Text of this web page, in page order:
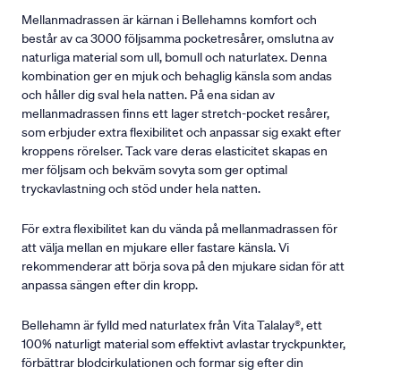
Mellanmadrassen är kärnan i Bellehamns komfort och
består av ca 3000 följsamma pocketresårer, omslutna av
naturliga material som ull, bomull och naturlatex. Denna
kombination ger en mjuk och behaglig känsla som andas
och håller dig sval hela natten. På ena sidan av
mellanmadrassen finns ett lager stretch-pocket resårer,
som erbjuder extra flexibilitet och anpassar sig exakt efter
kroppens rörelser. Tack vare deras elasticitet skapas en
mer följsam och bekväm sovyta som ger optimal
tryckavlastning och stöd under hela natten.
För extra flexibilitet kan du vända på mellanmadrassen för
att välja mellan en mjukare eller fastare känsla. Vi
rekommenderar att börja sova på den mjukare sidan för att
anpassa sängen efter din kropp.
Bellehamn är fylld med naturlatex från Vita Talalay®, ett
100% naturligt material som effektivt avlastar tryckpunkter,
förbättrar blodcirkulationen och formar sig efter din